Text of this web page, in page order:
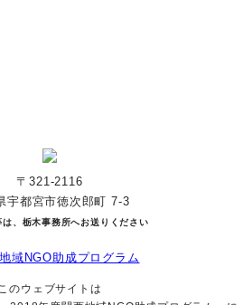
〒321-2116
宇都宮市徳次郎町 7-3
、栃木事務所へお送りください
のウェブサイトは